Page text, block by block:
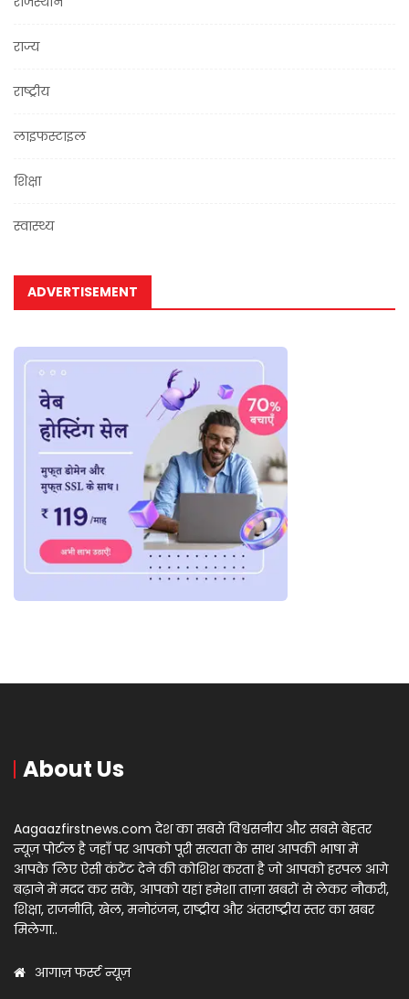
राज्य
राष्ट्रीय
लाइफस्टाइल
शिक्षा
स्वास्थ्य
ADVERTISEMENT
About Us
Aagaazfirstnews.com देश का सबसे विश्वसनीय और सबसे बेहतर
न्यूज़ पोर्टल है जहाँ पर आपको पूरी सत्यता के साथ आपकी भाषा में
आपके लिए ऐसी कंटेंट देने की कोशिश करता है जो आपको हरपल आगे
बढ़ाने में मदद कर सकें, आपको यहां हमेशा ताज़ा खबरों से लेकर नौकरी,
शिक्षा, राजनीति, खेल, मनोरंजन, राष्ट्रीय और अंतराष्ट्रीय स्तर का खबर
मिलेगा..
आगाज़ फर्स्ट न्यूज़